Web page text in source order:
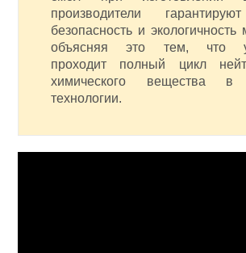
производители
безопасность и экологичность
объясняя это тем, что
проходит полный цикл
химического вещества в
технологии.